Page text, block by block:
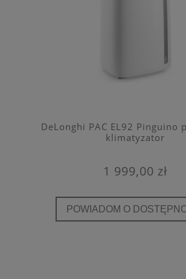
DeLonghi PAC EL92 Pinguino
klimatyzator
1 999,00 zł
POWIADOM O